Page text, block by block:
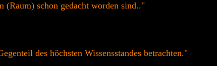
(Raum) schon gedacht worden sind.."
des höchsten Wissensstandes betrachten."